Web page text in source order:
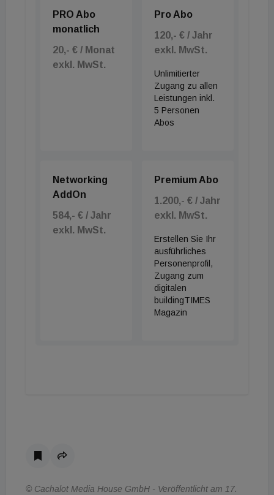
über zwei völlig unabhängige Frequenzbänder. Wird
eines gestört, weicht es vollautomatisch auf das
andere aus. So ist maximale Sicherheit garantiert.
Bei Stromausfall funktioniert die Alarmanlage mit
einem klassischen Transponder zum Aktivieren oder
Deaktivieren der Anlage – völlig autark. Die
ab 1.100 Euro in verschiedenen Sets erhältlich.
PRO Abo
monatlich
20,- € / Monat
exkl. MwSt.
Pro Abo
120,- € / Jahr
exkl. MwSt.
Unlimitierter
Zugang zu allen
Leistungen inkl.
5 Personen
Abos
Networking
AddOn
584,- € / Jahr
exkl. MwSt.
Premium Abo
1.200,- € / Jahr
exkl. MwSt.
Erstellen Sie Ihr
ausführliches
Personenprofil,
Zugang zum
digitalen
buildingTIMES
Magazin
© Cachalot Media House GmbH - Veröffentlicht am 17.